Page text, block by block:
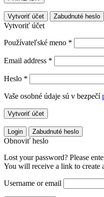
Vytvoriť účet Zabudnuté heslo
Vytvoriť účet
Používateľské meno *
Email address *
Heslo *
Vaše osobné údaje sú v bezpečí
Vytvoriť účet
Login Zabudnuté heslo
Obnoviť heslo
Lost your password? Please
You will receive a link to create
Username or email